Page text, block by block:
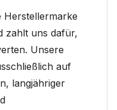
Herstellermarke
zahlt uns dafür,
Unsere
auf
langjähriger